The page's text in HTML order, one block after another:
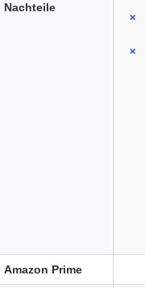
Nachteile
Amazon Prime